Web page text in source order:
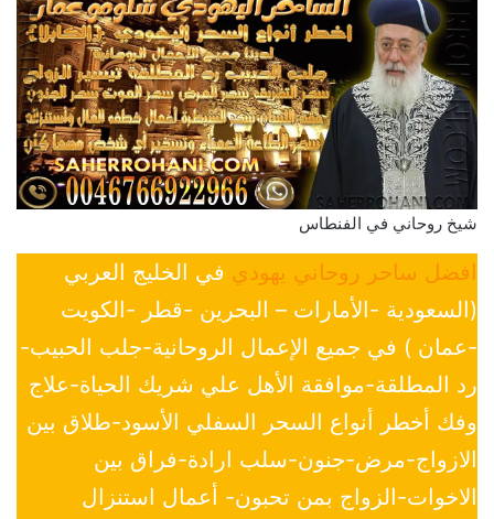
شيخ روحاني في الفنطاس
افضل ساحر روحاني يهودي في الخليج العربي
(السعودية -الأمارات – البحرين -قطر -الكويت
-عمان ) في جميع الإعمال الروحانية-جلب الحبيب-
رد المطلقة-موافقة الأهل علي شريك الحياة-علاج
وفك أخطر أنواع السحر السفلي الأسود-طلاق بين
الازواج-مرض-جنون-سلب ارادة-فراق بين
الاخوات-الزواج بمن تحبون- أعمال استنزال